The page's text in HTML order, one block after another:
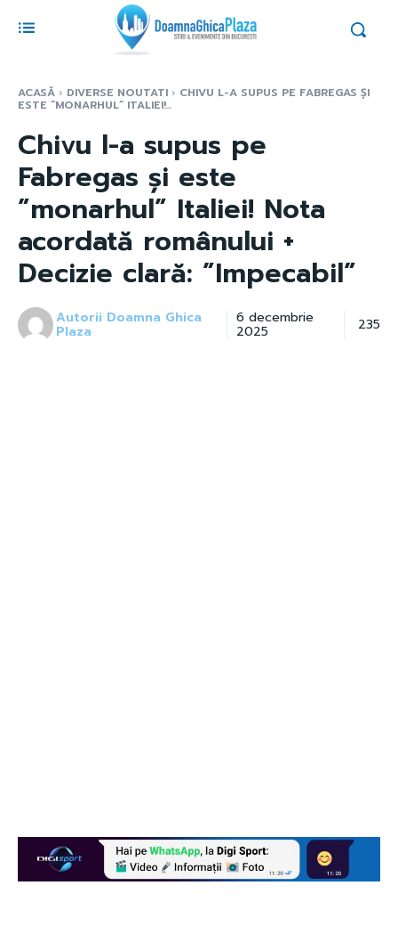
ACASĂ DIVERSE NOUTATI CHIVU L-A SUPUS PE FABREGAS ȘI
ESTE ”MONARHUL” ITALIEI!...
Chivu l-a supus pe
Fabregas și este
”monarhul” Italiei! Nota
acordată românului +
Decizie clară: ”Impecabil”
Autorii Doamna Ghica
Plaza
6 decembrie
2025 235